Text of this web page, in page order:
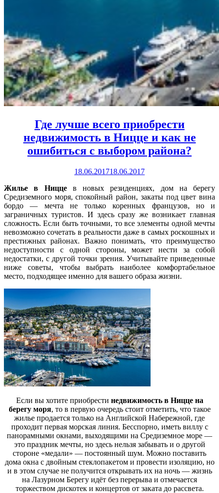
Где лучше всего приобрести
недвижимость в Ницце и как не
ошибиться с выбором района?
18.06.201718.06.2017
Жилье в Ницце в новых резиденциях, дом на берегу
Средиземного моря, спокойный район, закаты под цвет вина
бордо — мечта не только коренных французов, но и
заграничных туристов. И здесь сразу же возникает главная
сложность. Если быть точными, то все элементы одной мечты
невозможно сочетать в реальности даже в самых роскошных и
престижных районах. Важно понимать, что преимущество
недоступности с одной стороны, может нести за собой
недостатки, с другой точки зрения. Учитывайте приведенные
ниже советы, чтобы выбрать наиболее комфортабельное
место, подходящее именно для вашего образа жизни.
Если вы хотите приобрести недвижимость в Ницце на
берегу моря, то в первую очередь стоит отметить, что такое
жилье продается только на Английской Набережной, где
проходит первая морская линия. Бесспорно, иметь виллу с
панорамными окнами, выходящими на Средиземное море —
это праздник мечты, но здесь нельзя забывать и о другой
стороне «медали» — постоянный шум. Можно поставить
дома окна с двойным стеклопакетом и провести изоляцию, но
и в этом случае не получится открывать их на ночь — жизнь
на Лазурном Берегу идёт без перерыва и отмечается
торжеством дискотек и концертов от заката до рассвета.